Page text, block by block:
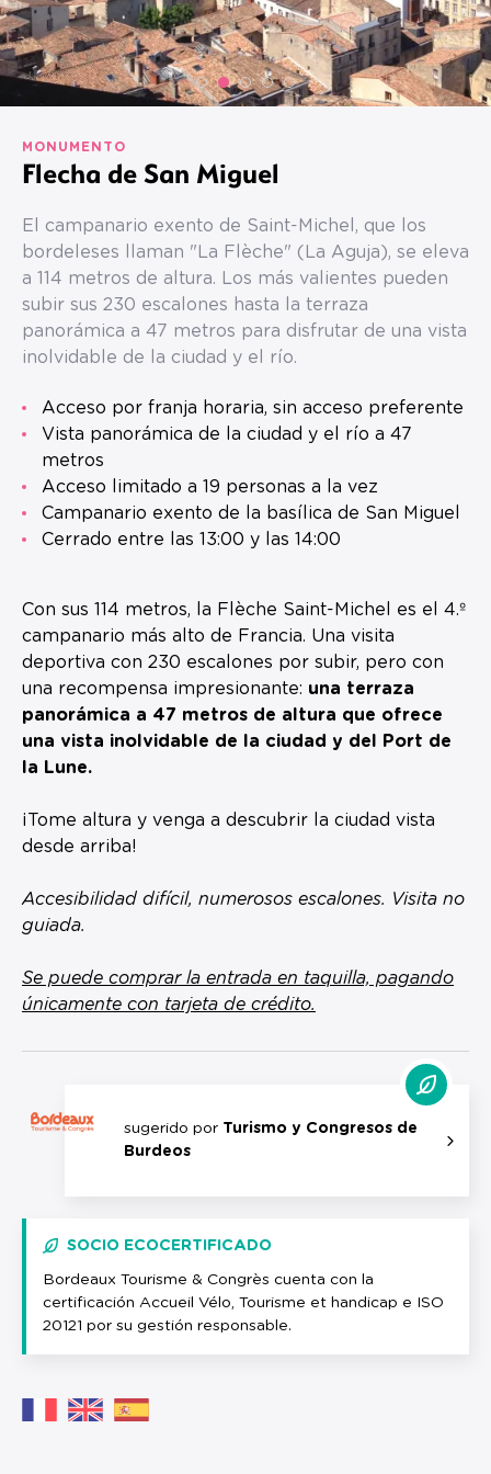
MONUMENTO
Flecha de San Miguel
El campanario exento de Saint-Michel, que los
bordeleses llaman "La Flèche" (La Aguja), se eleva
a 114 metros de altura. Los más valientes pueden
subir sus 230 escalones hasta la terraza
panorámica a 47 metros para disfrutar de una vista
inolvidable de la ciudad y el río.
Acceso por franja horaria, sin acceso preferente
Vista panorámica de la ciudad y el río a 47
metros
Acceso limitado a 19 personas a la vez
Campanario exento de la basílica de San Miguel
Cerrado entre las 13:00 y las 14:00
Con sus 114 metros, la Flèche Saint-Michel es el 4.º
campanario más alto de Francia. Una visita
deportiva con 230 escalones por subir, pero con
una recompensa impresionante: una terraza
panorámica a 47 metros de altura que ofrece
una vista inolvidable de la ciudad y del Port de
la Lune.
¡Tome altura y venga a descubrir la ciudad vista
desde arriba!
Accesibilidad difícil, numerosos escalones. Visita no
guiada.
Se puede comprar la entrada en taquilla, pagando
únicamente con tarjeta de crédito.
sugerido por Turismo y Congresos de
Burdeos
SOCIO ECOCERTIFICADO
Bordeaux Tourisme & Congrès cuenta con la
certificación Accueil Vélo, Tourisme et handicap e ISO
20121 por su gestión responsable.